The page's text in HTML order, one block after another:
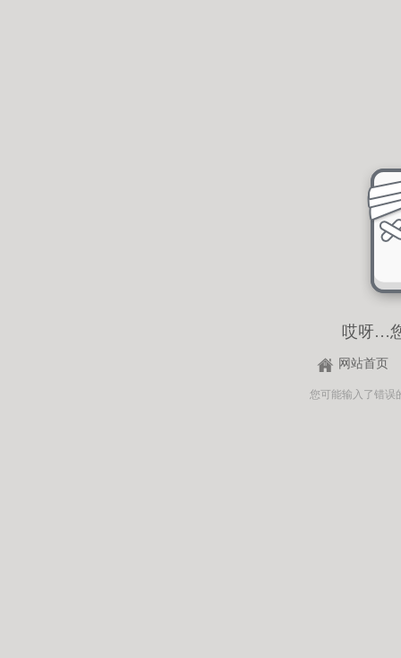
哎呀…
网站首页
您可能输入了错误